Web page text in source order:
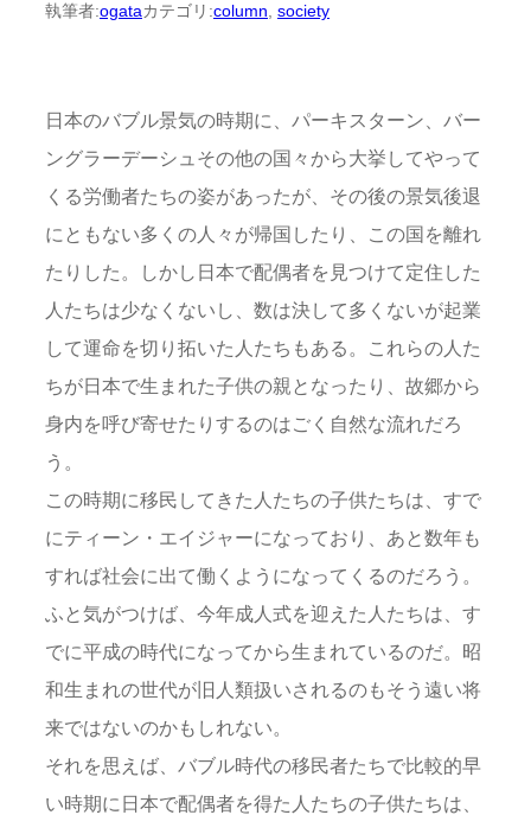
執筆者:ogataカテゴリ:column society
日本のバブル景気の時期に、パーキスターン、バー
ングラーデーシュその他の国々から大挙してやって
くる労働者たちの姿があったが、その後の景気後退
にともない多くの人々が帰国したり、この国を離れ
たりした。しかし日本で配偶者を見つけて定住した
人たちは少なくないし、数は決して多くないが起業
して運命を切り拓いた人たちもある。これらの人た
ちが日本で生まれた子供の親となったり、故郷から
身内を呼び寄せたりするのはごく自然な流れだろ
う。
この時期に移民してきた人たちの子供たちは、すで
にティーン・エイジャーになっており、あと数年も
すれば社会に出て働くようになってくるのだろう。
ふと気がつけば、今年成人式を迎えた人たちは、す
でに平成の時代になってから生まれているのだ。昭
和生まれの世代が旧人類扱いされるのもそう遠い将
来ではないのかもしれない。
それを思えば、バブル時代の移民者たちで比較的早
い時期に日本で配偶者を得た人たちの子供たちは、